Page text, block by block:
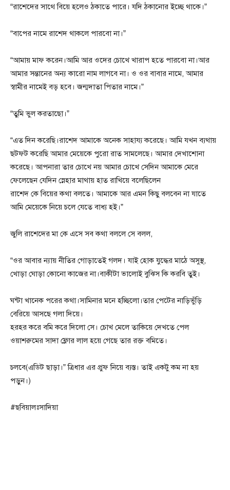
“রাশেদের সাথে বিয়ে হলেও ঠকাতে পারে। যদি ঠকানোর ইচ্ছে থাকে।”
“বাপের নামে রাশেদ থাকলে পারবো না।”
“আমায় মাফ করেন।আমি আর ওদের চোখে খারাপ হতে পারবো না।আর
আমার সন্তানের অন্য কারো নাম লাগবে না। ও ওর বাবার নামে, আমার
স্বামীর নামেই বড় হবে। জন্মদাতা পিতার নামে।”
“তুমি ভুল করতাছো।”
“এত দিন করেছি।রাশেদ আমাকে অনেক সাহায্য করেছে। আমি যখন ব্যথায়
ছটফট করেছি আমার মেয়েকে পুরো রাত সামলেছে। আমার দেখাশোনা
করেছে। আপনারা তার চোখে নয় আমার চোখে সেদিন আমাকে মেরে
ফেলেছেন যেদিন স্নেহার মাথায় হাত রাখিয়ে বলেছিলেন
রাশেদ কে বিয়ের কথা বলতে। আমাকে আর এমন কিছু বলবেন না যাতে
আমি মেয়েকে নিয়ে চলে যেতে বাধ্য হই।”
জুলি রাশেদের মা কে এসে সব কথা বললে সে বলল,
“ওর আবার ন্যায় নীতির গোড়াতেই গলদ। যাই হোক যুদ্ধের মাঠে অসুস্থ,
খোড়া ঘোড়া কোনো কাজের না।বাকীটা ভালোই বুঝিস কি করবি তুই।
ঘন্টা খানেক পরের কথা।সামিনার মনে হচ্ছিলো।তার পেটের নাড়িভুঁড়ি
বেরিয়ে আসছে গলা দিয়ে।
হরহর করে বমি করে দিলো সে। চোখ মেলে তাকিয়ে দেখতে পেল
ওয়াশরুমের সাদা ফ্লোর লাল হয়ে গেছে তার রক্ত বমিতে।
চলবে(এডিট ছাড়া।” ত্রিধার এর প্রুফ নিয়ে ব্যস্ত। তাই একটু কম না হয়
পড়ুন।)
#ছবিয়ালঃসাদিয়া